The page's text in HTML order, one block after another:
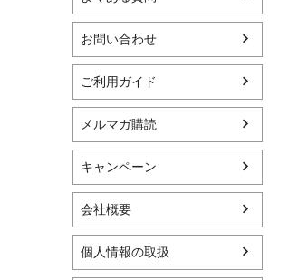
お問い合わせ
ご利用ガイド
メルマガ購読
キャンペーン
会社概要
個人情報の取扱